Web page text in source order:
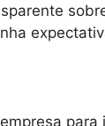
para